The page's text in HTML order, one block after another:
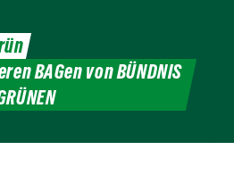
BAGen von BÜNDNIS